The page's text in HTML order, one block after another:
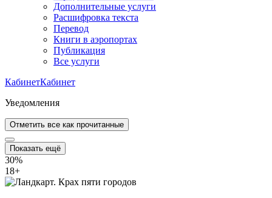
Дополнительные услуги
Расшифровка текста
Перевод
Книги в аэропортах
Публикация
Все услуги
КабинетКабинет
Уведомления
Отметить все как прочитанные
Показать ещё
30%
18+